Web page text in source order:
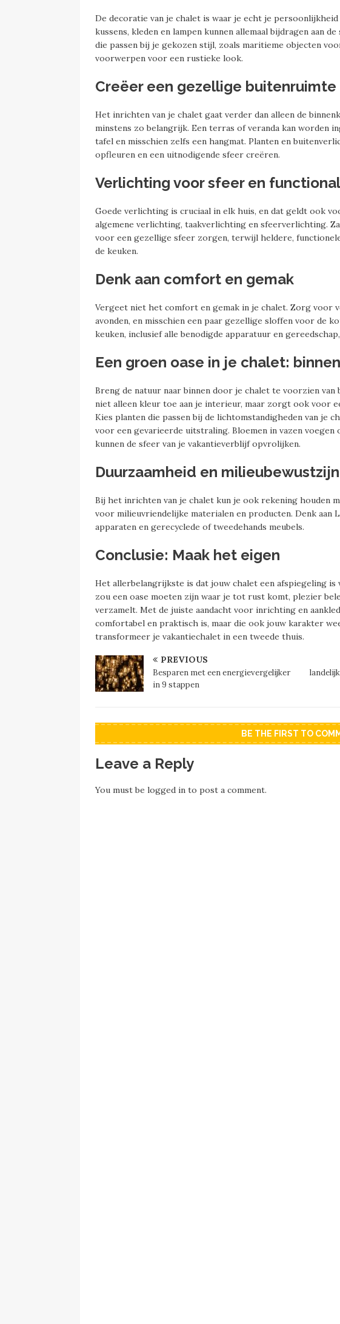
De decoratie van je chalet is waar je echt je
kussens, kleden en lampen kunnen allemaal bijdragen aan
die passen bij je gekozen stijl, zoals maritieme objecten
voorwerpen voor een rustieke look.
Creëer een gezellige buitenruimte
Het inrichten van je chalet gaat verder dan alleen de
minstens zo belangrijk. Een terras of veranda kan worden
tafel en misschien zelfs een hangmat. Planten en
opfleuren en een uitnodigende sfeer creëren.
Verlichting voor sfeer en
Goede verlichting is cruciaal in elk huis, en dat geldt ook
algemene verlichting, taakverlichting en sfeerverlichting.
voor een gezellige sfeer zorgen, terwijl heldere,
de keuken.
Denk aan comfort en gemak
Vergeet niet het comfort en gemak in je chalet. Zorg voor
avonden, en misschien een paar gezellige sloffen voor de
keuken, inclusief alle benodigde apparatuur en
Een groen oase in je chalet:
Breng de natuur naar binnen door je chalet te voorzien van
niet alleen kleur toe aan je interieur, maar zorgt ook voor
Kies planten die passen bij de lichtomstandigheden van je
voor een gevarieerde uitstraling. Bloemen in vazen
kunnen de sfeer van je vakantieverblijf opvrolijken.
Duurzaamheid en milieubewustzijn
Bij het inrichten van je chalet kun je ook rekening houden
voor milieuvriendelijke materialen en producten. Denk aan
apparaten en gerecyclede of tweedehands meubels.
Conclusie: Maak het eigen
Het allerbelangrijkste is dat jouw chalet een afspiegeling
zou een oase moeten zijn waar je tot rust komt, plezier
verzamelt. Met de juiste aandacht voor inrichting en
comfortabel en praktisch is, maar die ook jouw karakter
transformeer je vakantiechalet in een tweede thuis.
PREVIOUS
Besparen met een energievergelijker
in 9 stappen
BE THE FIRST TO
Leave a Reply
You must be logged in to post a comment.